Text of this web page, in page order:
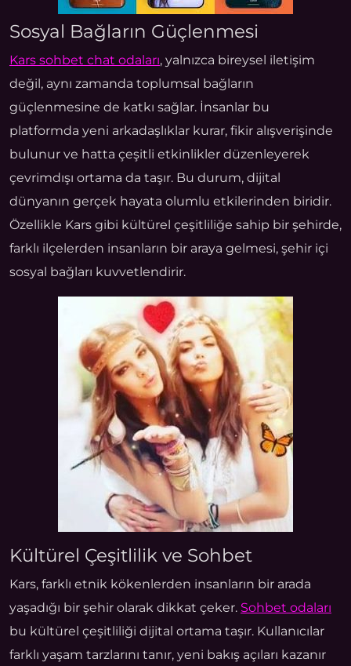
Sosyal Bağların Güçlenmesi
Kars sohbet chat odaları, yalnızca bireysel iletişim
değil, aynı zamanda toplumsal bağların
güçlenmesine de katkı sağlar. İnsanlar bu
platformda yeni arkadaşlıklar kurar, fikir alışverişinde
bulunur ve hatta çeşitli etkinlikler düzenleyerek
çevrimdışı ortama da taşır. Bu durum, dijital
dünyanın gerçek hayata olumlu etkilerinden biridir.
Özellikle Kars gibi kültürel çeşitliliğe sahip bir şehirde,
farklı ilçelerden insanların bir araya gelmesi, şehir içi
sosyal bağları kuvvetlendirir.
Kültürel Çeşitlilik ve Sohbet
Kars, farklı etnik kökenlerden insanların bir arada
yaşadığı bir şehir olarak dikkat çeker. Sohbet odaları
bu kültürel çeşitliliği dijital ortama taşır. Kullanıcılar
farklı yaşam tarzlarını tanır, yeni bakış açıları kazanır